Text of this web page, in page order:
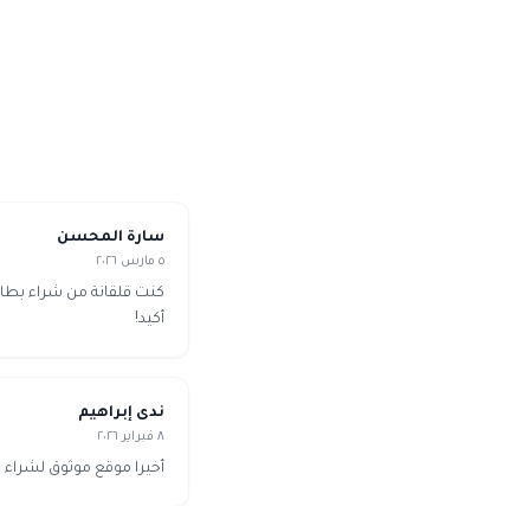
سارة المحسن
٥ مارس ٢٠٢٦
كنت قلقانة من شراء
أكيد!
ندى إبراهيم
٨ فبراير ٢٠٢٦
أخيرا موقع موثوق